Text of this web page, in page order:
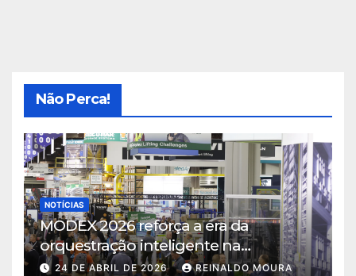
Não Perca!
NOTÍCIAS
MODEX 2026 reforça a era da
orquestração inteligente na
intralogística
24 DE ABRIL DE 2026 REINALDO MOURA